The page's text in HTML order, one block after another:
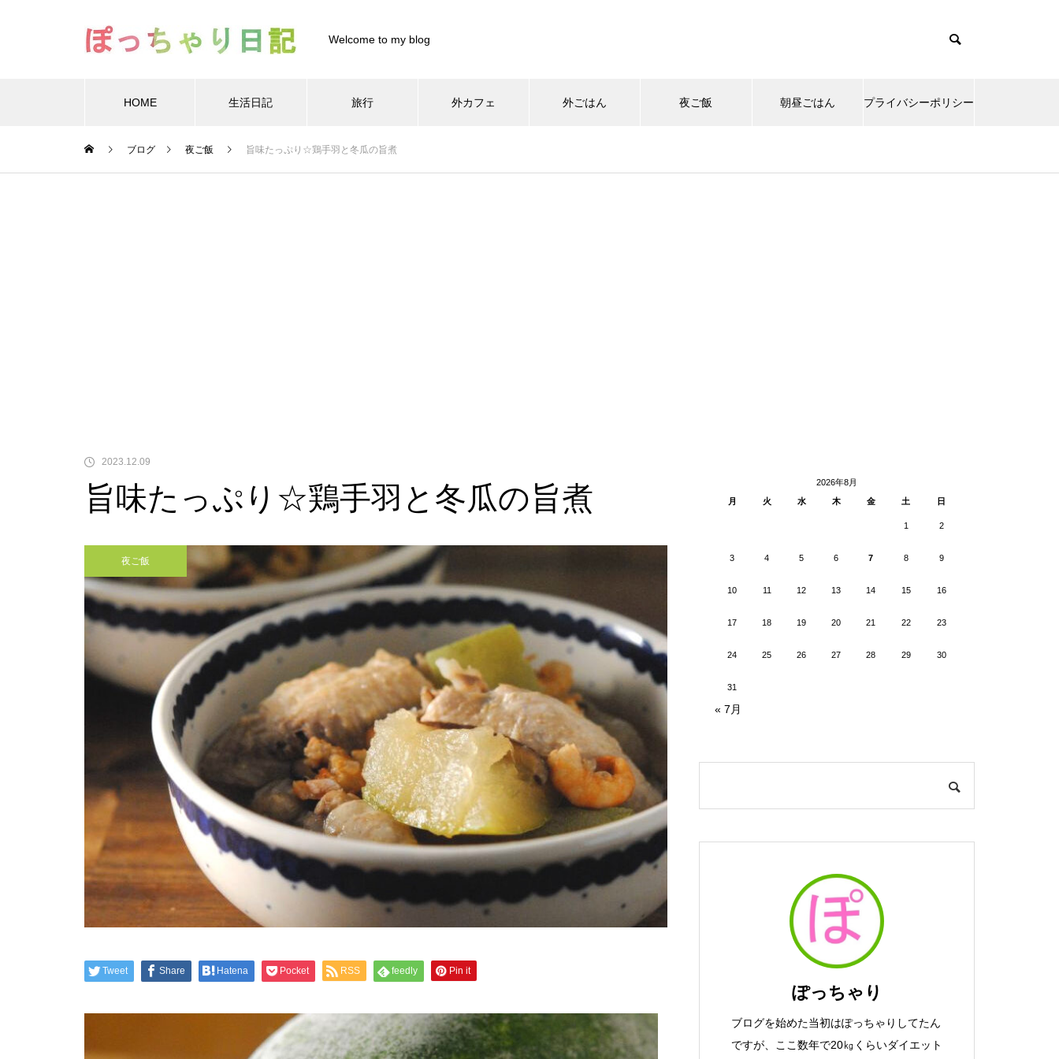
Welcome to my blog
HOME 生活日記 旅行 外カフェ 外ごはん 夜ご飯 朝昼ごはん プライバシーポリシー
Warning
/home/xs899844/pocharinikki.com/public_html/wp-content/themes/muum_tcd085/functions/menu.php
ブログ 夜ご飯 旨味たっぷり☆鶏手羽と冬瓜の旨煮
2023.12.09
旨味たっぷり☆鶏手羽と冬瓜の旨煮
夜ご飯
Tweet Share Hatena Pocket RSS feedly Pin it
2026年8月
月
火 水 木 金 土 日
1 2
3 4 5 6 7 8 9
10 11 12 13 14 15 16
17 18 19 20 21 22 23
24 25 26 27 28 29 30
31
« 7月
ぽっちゃり
ブログを始めた当初はぽっちゃりしてたん
ですが、ここ数年で20㎏くらいダイエット